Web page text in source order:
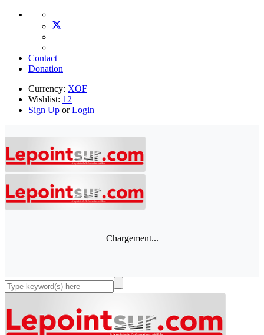
Contact
Donation
Currency: XOF
Wishlist: 12
Sign Up orLogin
Chargement...